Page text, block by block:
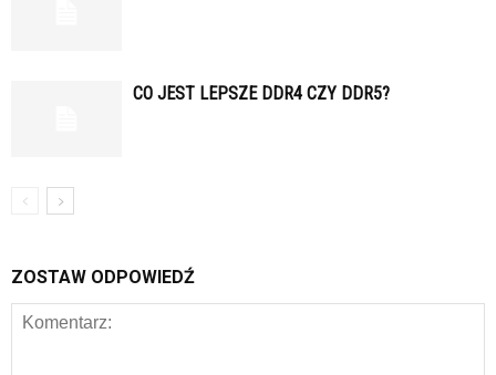
CO JEST LEPSZE DDR4 CZY DDR5?
ZOSTAW ODPOWIEDŹ